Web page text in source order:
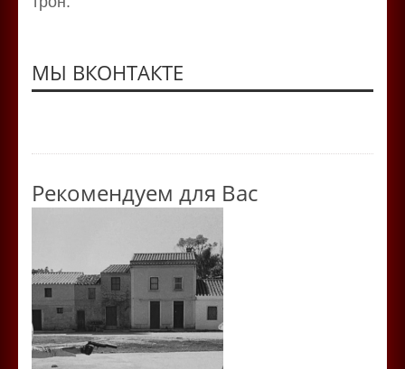
МЫ ВКОНТАКТЕ
Рекомендуем для Вас